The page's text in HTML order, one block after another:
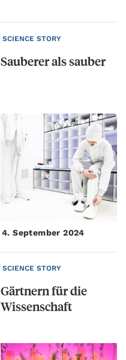
SCIENCE STORY
Saubereralssauber
4. September 2024
SCIENCE STORY
Gärtnernfürdie
Wissenschaft